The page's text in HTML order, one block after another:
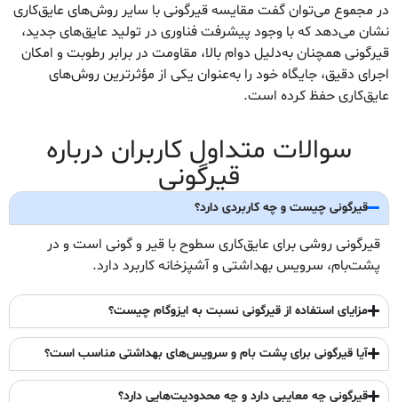
در مجموع می‌توان گفت مقایسه قیرگونی با سایر روش‌های عایق‌کاری
نشان می‌دهد که با وجود پیشرفت فناوری در تولید عایق‌های جدید،
قیرگونی همچنان به‌دلیل دوام بالا، مقاومت در برابر رطوبت و امکان
اجرای دقیق، جایگاه خود را به‌عنوان یکی از مؤثرترین روش‌های
عایق‌کاری حفظ کرده است.
سوالات متداول کاربران درباره
قیرگونی
قیرگونی چیست و چه کاربردی دارد؟
قیرگونی روشی برای عایق‌کاری سطوح با قیر و گونی است و در
پشت‌بام، سرویس بهداشتی و آشپزخانه کاربرد دارد.
مزایای استفاده از قیرگونی نسبت به ایزوگام چیست؟
آیا قیرگونی برای پشت بام و سرویس‌های بهداشتی مناسب است؟
قیرگونی چه معایبی دارد و چه محدودیت‌هایی دارد؟